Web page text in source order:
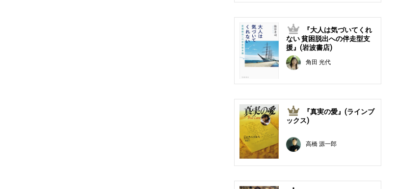
2
『大人は気づいてくれ
ない 貧困脱出への伴走型支
援』(岩波書店)
角田 光代
3
『真実の愛』(ラインブ
ックス)
高橋 源一郎